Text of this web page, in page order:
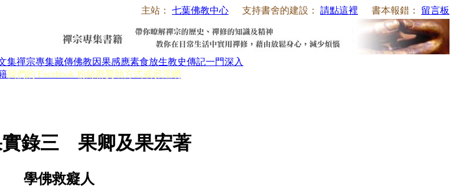
主站： 七葉佛教中心 支持書舍的建設： 請點這裡 書本報錯： 留言板
集禪宗專集藏傳佛教因果感應素食放生教史傳記一門深入
我們的 Facebook 粉絲群贊助方式戒邪淫網
實錄三 果卿及果宏著
學佛救癡人